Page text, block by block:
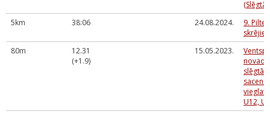
5km
38:06 24.08.2024.
9.
80m
12.31
(+1.9)
15.05.2023.
novada
slēgtās
U12,